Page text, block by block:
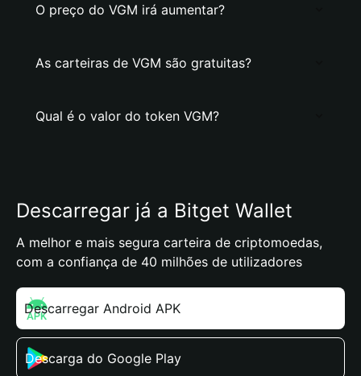
O preço do VGM irá aumentar?
As carteiras de VGM são gratuitas?
Qual é o valor do token VGM?
Descarregar já a Bitget Wallet
A melhor e mais segura carteira de criptomoedas,
com a confiança de 40 milhões de utilizadores
Descarregar Android APK
Descarga do Google Play